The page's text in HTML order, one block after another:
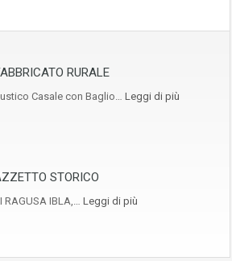
RURALE
Casale con Baglio… Leggi di più
STORICO
RAGUSA IBLA,… Leggi di più